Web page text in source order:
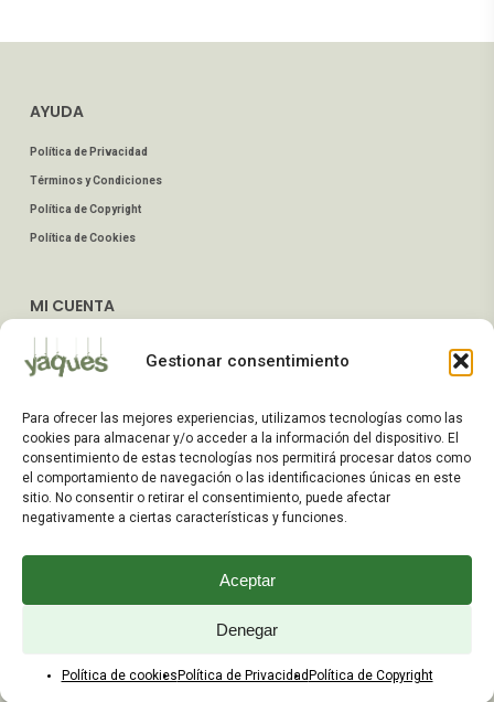
Gestionar consentimiento
Para ofrecer las mejores experiencias, utilizamos tecnologías como las
cookies para almacenar y/o acceder a la información del dispositivo. El
consentimiento de estas tecnologías nos permitirá procesar datos como
el comportamiento de navegación o las identificaciones únicas en este
sitio. No consentir o retirar el consentimiento, puede afectar
negativamente a ciertas características y funciones.
Aceptar
Denegar
Política de cookies Política de Privacidad Política de Copyright
AYUDA
Política de Privacidad
Términos y Condiciones
Política de Copyright
Política de Cookies
MI CUENTA
Dirección de Envío
Preguntas Frecuentes
ATENCIÓN AL CLIENTE